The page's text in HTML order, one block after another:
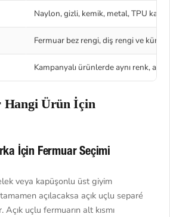
Naylon, gizli, kemik, metal, TPU
Fermuar bez rengi, diş rengi ve
Kampanyalı ürünlerde aynı renk,
Hangi Ürün İçin
İçin Fermuar Seçimi
veya kapüşonlu üst giyim
açılacaksa açık uçlu separé
Açık uçlu fermuarın alt kısmı